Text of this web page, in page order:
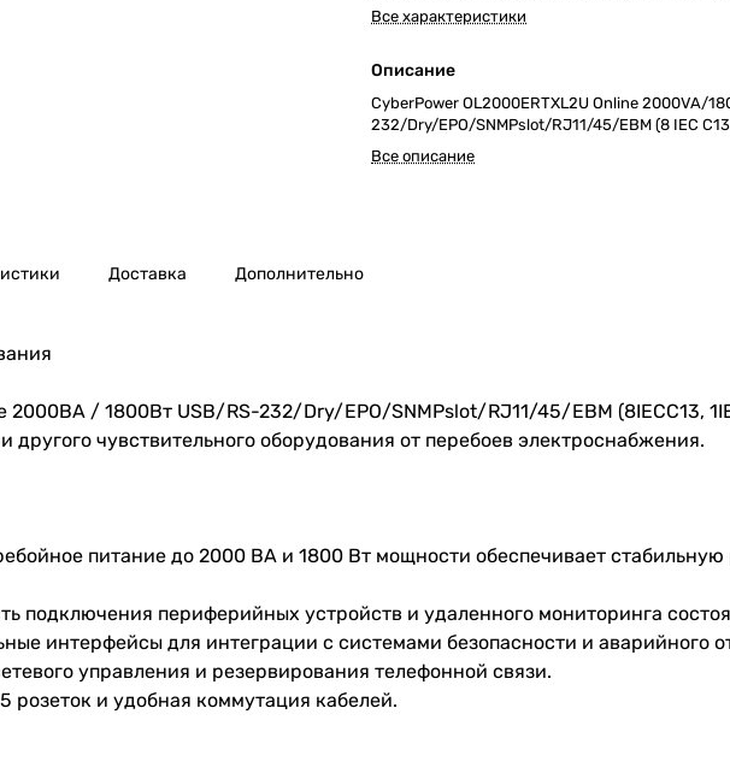
Все характеристики
Описание
CyberPower OL2000ERTXL2U Online 2000VA/
232/Dry/EPO/SNMPslot/RJ11/45/EBM (8 IEC
Все описание
Доставка Дополнительно
2000ВА / 1800Вт USB/RS-232/Dry/EPO/SNMPslot/RJ11/45/EBM (8IECС13,
чувствительного оборудования от перебоев электроснабжения.
питание до 2000 ВА и 1800 Вт мощности обеспечивает стабильную
подключения периферийных устройств и удаленного мониторинга
интерфейсы для интеграции с системами безопасности и аварийного
управления и резервирования телефонной связи.
и удобная коммутация кабелей.